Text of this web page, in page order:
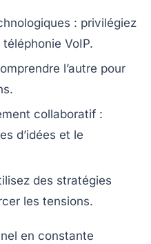
: privilégiez
VoIP.
l’autre pour
collaboratif :
d’idées et le
des stratégies
les tensions.
en constante